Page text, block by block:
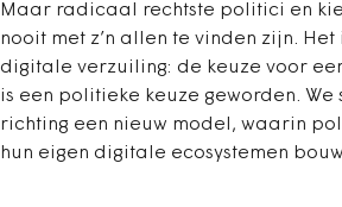
Maar radicaal rechtste politici en
nooit met z’n allen te vinden zijn. Het
digitale verzuiling: de keuze voor
is een politieke keuze geworden. We
richting een nieuw model, waarin
hun eigen digitale ecosystemen